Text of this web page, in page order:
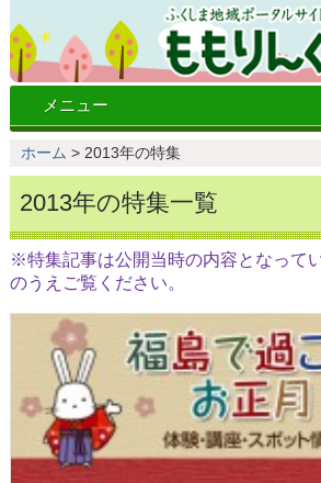
メニュー
ホーム >2013年の特集
2013年の特集一覧
※特集記事は公開当時の内容となって
のうえご覧ください。